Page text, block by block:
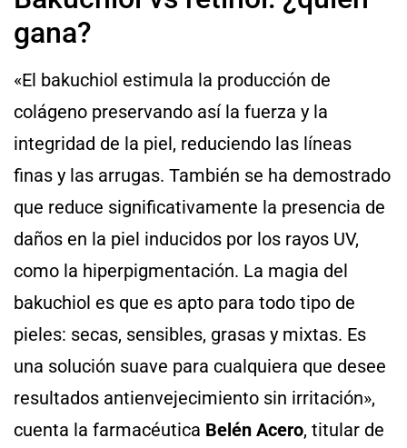
gana?
«El bakuchiol estimula la producción de
colágeno preservando así la fuerza y ​​la
integridad de la piel, reduciendo las líneas
finas y las arrugas. También se ha demostrado
que reduce significativamente la presencia de
daños en la piel inducidos por los rayos UV,
como la hiperpigmentación. La magia del
bakuchiol es que es apto para todo tipo de
pieles: secas, sensibles, grasas y mixtas. Es
una solución suave para cualquiera que desee
resultados antienvejecimiento sin irritación»,
cuenta la farmacéutica Belén Acero, titular de